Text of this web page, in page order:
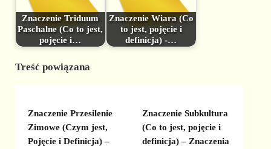
Znaczenie Triduum
Paschalne (Co to jest,
pojęcie i…
Znaczenie Wiara (Co
to jest, pojęcie i
definicja) -…
Treść powiązana
Znaczenie Przesilenie
Zimowe (Czym jest,
Pojęcie i Definicja) –
Znaczenie Subkultura
(Co to jest, pojęcie i
definicja) – Znaczenia